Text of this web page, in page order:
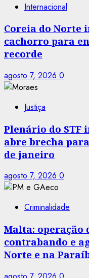
Internacional
Coreia do Norte
cachorro para
recorde
agosto 7, 2026 0
Justiça
Plenário do STF
abre brecha
de janeiro
agosto 7, 2026 0
Criminalidade
Malta: operação
contrabando e
Norte e na